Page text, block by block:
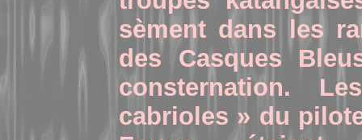
sèment dans les
des Casques
consternation.
cabrioles » du